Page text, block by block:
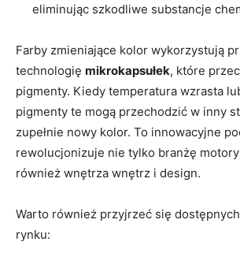
eliminując szkodliwe substancje
Farby zmieniające kolor wykorzystują
technologię mikrokapsułek, które
pigmenty. Kiedy temperatura wzrasta
pigmenty te mogą przechodzić w inny
zupełnie nowy kolor. To innowacyjne
rewolucjonizuje nie tylko branżę
również wnętrza wnętrz i design.
Warto również przyjrzeć się
rynku: